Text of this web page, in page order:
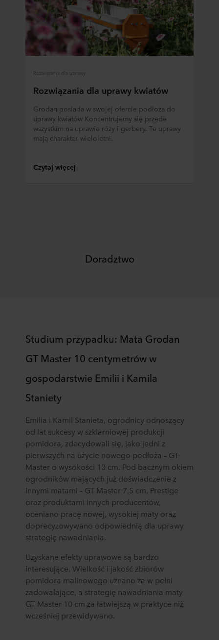
Rozwiązania dla uprawy
Rozwiązania dla uprawy kwiatów
Grodan posiada w swojej ofercie podłoża do
uprawy kwiatów Koncentrujemy się przede
wszystkim na uprawie róży i gerbery. Te uprawy
mają charakter wieloletni.
Czytaj więcej
Doradztwo
Studium przypadku: Mata Grodan
GT Master 10 centymetrów w
gospodarstwie Emilii i Kamila
Staniety
Emilia i Kamil Stanieta, ogrodnicy odnoszący
od lat sukcesy w szklarniowej produkcji
pomidora, zdecydowali się, jako jedni z
pierwszych na użycie nowego podłoża – GT
Master o wysokości 10 cm. Pod bacznym okiem
ogrodników mających już doświadczenie z
innymi matami – GT Master 7,5 cm, Prestige
oraz produktami innych producentów,
oceniano pracę nowej, wysokiej maty oraz
doprecyzowywano odpowiednią dla uprawy
strategię nawadniania.
Uzyskane efekty uprawowe są bardzo
interesujące. Wielkość i jakość zbiorów
pomidora malinowego uznano za w pełni
zadowalające, a strategię nawadniania maty
GT Master 10 cm za łatwiejszą w praktyce niż
wcześniej przewidywano.